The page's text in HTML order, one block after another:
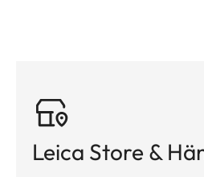
Leica Store &